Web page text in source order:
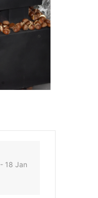
- 18 Jan